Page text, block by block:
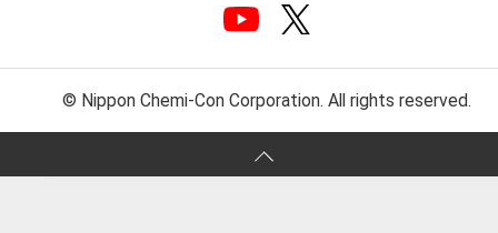
© Nippon Chemi-Con Corporation. All rights reserved.